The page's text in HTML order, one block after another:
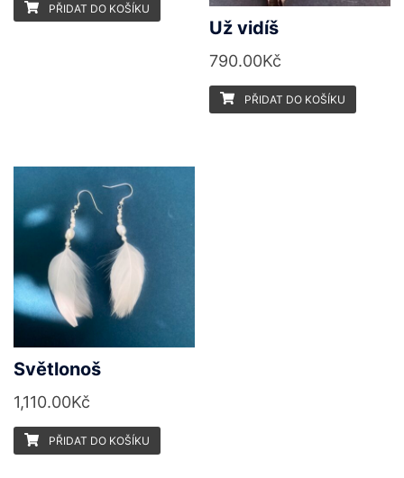
PŘIDAT DO KOŠÍKU
Už vidíš
790.00Kč
PŘIDAT DO KOŠÍKU
Světlonoš
1,110.00Kč
PŘIDAT DO KOŠÍKU